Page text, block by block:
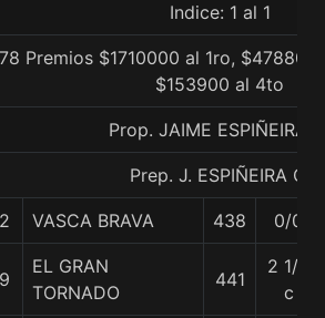
Indice: 1 al 1
Premios $1710000 al 1ro,
$153900 al 4to
Prop. JAIME ESPIÑEIRA
Prep. J. ESPIÑEIRA C.
2 VASCA BRAVA 438 0/0
9
EL GRAN
TORNADO
441
2 1/4
c